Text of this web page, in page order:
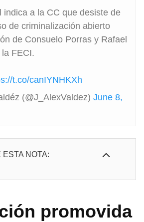
indica a la CC que desiste de
de criminalización abierto
de Consuelo Porras y Rafael
FECI.
t.co/canIYNHKXh
(@J_AlexValdez) June 8,
NOTA:
promovida